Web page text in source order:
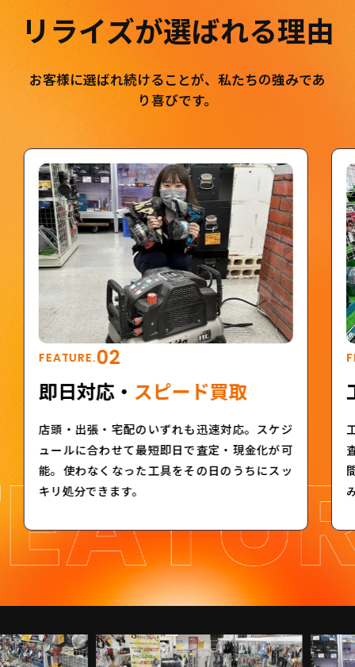
リライズが選ばれる理由
お客様に選ばれ続けることが、私たちの強みであ
り喜びです。
FEATURE.02
即日対応・ スピード買取
店頭・出張・宅配のいずれも迅速対応。スケジ
ュールに合わせて最短即日で査定・現金化が可
能。使わなくなった工具をその日のうちにスッ
キリ処分できます。